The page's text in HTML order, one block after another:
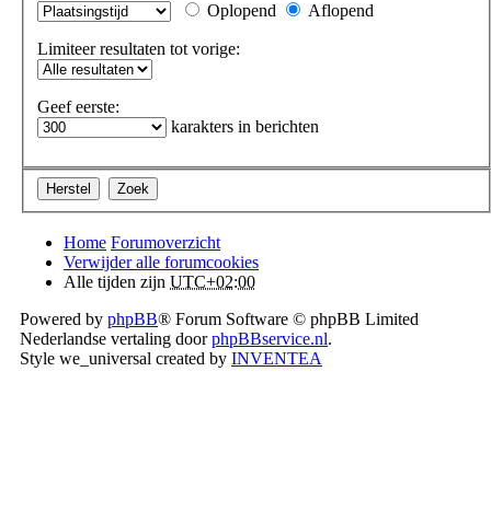
Oplopend
Aflopend
Limiteer resultaten tot vorige:
Geef eerste:
karakters in berichten
Home Forumoverzicht
Verwijder alle forumcookies
Alle tijden zijn UTC+02:00
Powered by phpBB® Forum Software © phpBB Limited
Nederlandse vertaling doorphpBBservice.nl.
Style we_universal created by INVENTEA